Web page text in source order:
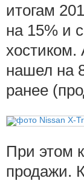
итогам
на 15% и
хостиком.
нашел на
ранее
При этом
продажи.